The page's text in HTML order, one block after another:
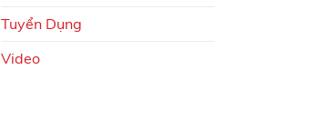
Tuyển Dụng
Video